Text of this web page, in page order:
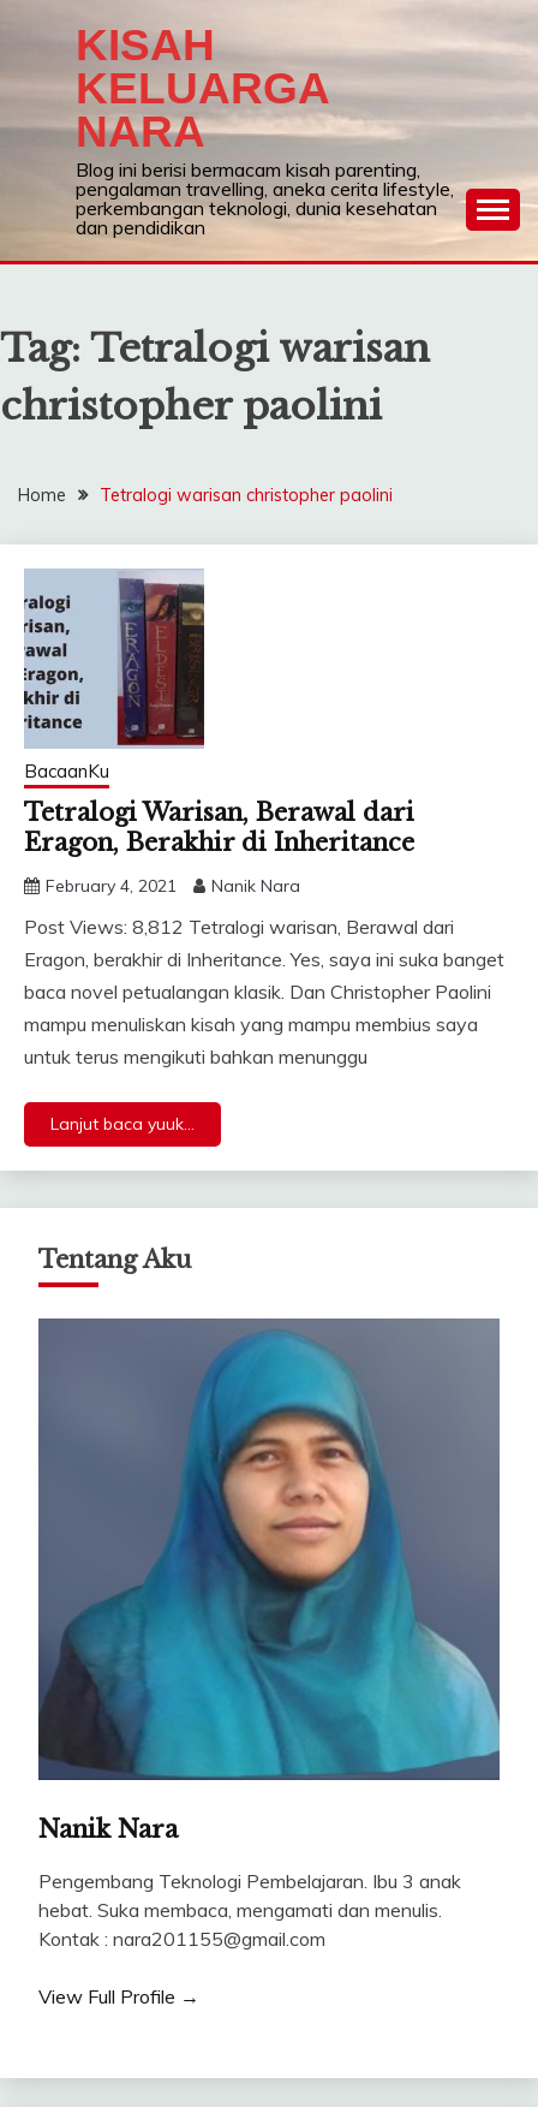
KISAH
KELUARGA
NARA
Blog ini berisi bermacam kisah parenting,
pengalaman travelling, aneka cerita lifestyle,
perkembangan teknologi, dunia kesehatan
dan pendidikan
Tag: Tetralogi warisan
christopher paolini
Home Tetralogi warisan christopher paolini
BacaanKu
Tetralogi Warisan, Berawal dari
Eragon, Berakhir di Inheritance
February 4, 2021 Nanik Nara
Post Views: 8,812 Tetralogi warisan, Berawal dari
Eragon, berakhir di Inheritance. Yes, saya ini suka banget
baca novel petualangan klasik. Dan Christopher Paolini
mampu menuliskan kisah yang mampu membius saya
untuk terus mengikuti bahkan menunggu
Lanjut baca yuuk...
Tentang Aku
Nanik Nara
Pengembang Teknologi Pembelajaran. Ibu 3 anak
hebat. Suka membaca, mengamati dan menulis.
Kontak : nara201155@gmail.com
View Full Profile →